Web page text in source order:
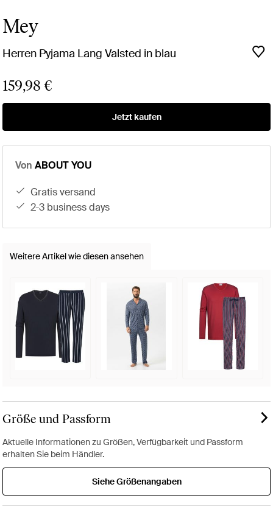
Mey
Herren Pyjama Lang Valsted in blau
159,98 €
Jetzt kaufen
Von ABOUT YOU
gratis versand
2-3 business days
Weitere Artikel wie diesen ansehen
Größe und Passform
Aktuelle Informationen zu Größen, Verfügbarkeit und Passform
erhalten Sie beim Händler.
Siehe Größenangaben